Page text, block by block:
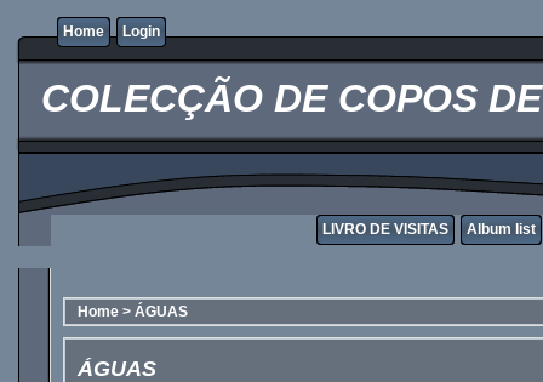
Home Login
COLECÇÃO DE COPOS
LIVRO DE VISITAS Album list
Home > ÁGUAS
ÁGUAS